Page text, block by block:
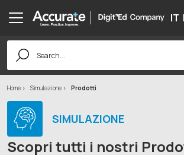
IT |
Search
for:
Home Simulazione Prodotti
SIMULAZIONE
Scopri tutti i nostri